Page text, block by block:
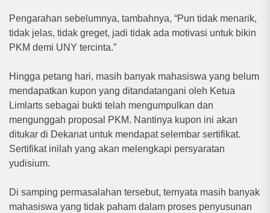
Pengarahan sebelumnya, tambahnya, “Pun tidak menarik,
tidak jelas, tidak greget, jadi tidak ada motivasi untuk bikin
PKM demi UNY tercinta.”
Hingga petang hari, masih banyak mahasiswa yang belum
mendapatkan kupon yang ditandatangani oleh Ketua
Limlarts sebagai bukti telah mengumpulkan dan
mengunggah proposal PKM. Nantinya kupon ini akan
ditukar di Dekanat untuk mendapat selembar sertifikat.
Sertifikat inilah yang akan melengkapi persyaratan
yudisium.
Di samping permasalahan tersebut, ternyata masih banyak
mahasiswa yang tidak paham dalam proses penyusunan